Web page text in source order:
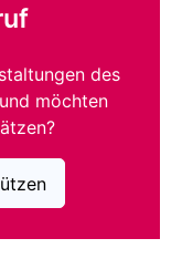
des
möchten